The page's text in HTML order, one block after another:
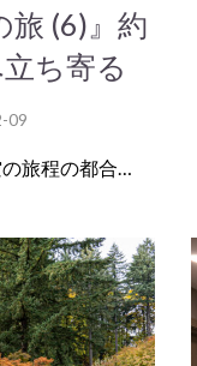
旅 (6)』約
ち寄る
09
旅程の都合…